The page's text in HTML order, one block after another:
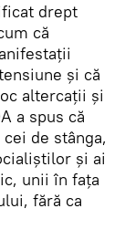
drept
că
și că
altercații și
a spus că
de stânga,
și ai
unii în fața
fără ca